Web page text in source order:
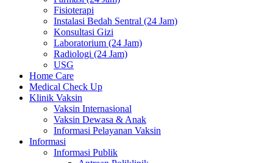
Fisioterapi
Instalasi Bedah Sentral (24 Jam)
Konsultasi Gizi
Laboratorium (24 Jam)
Radiologi (24 Jam)
USG
Home Care
Medical Check Up
Klinik Vaksin
Vaksin Internasional
Vaksin Dewasa & Anak
Informasi Pelayanan Vaksin
Informasi
Informasi Publik